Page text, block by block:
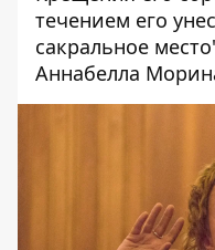
течением его
сакральное
Аннабелла